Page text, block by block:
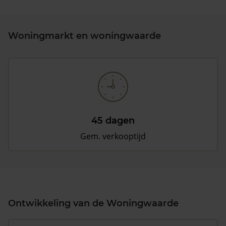
Woningmarkt en woningwaarde
45 dagen
Gem. verkooptijd
Ontwikkeling van de Woningwaarde